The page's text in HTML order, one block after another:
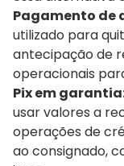
Pagamento de
utilizado para
antecipação de
operacionais
Pix em
usar valores a
operações de
ao consignado,